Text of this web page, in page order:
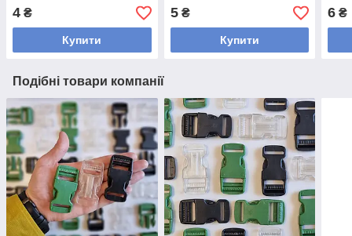
4 ₴
Купити
5₴
Купити
6 ₴
Подібні товари компанії